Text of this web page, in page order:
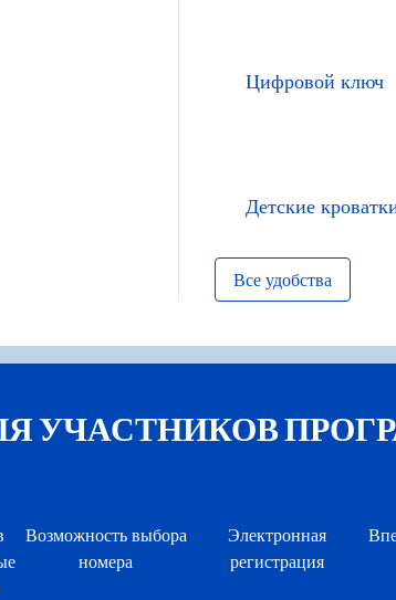
Цифровой ключ
Детские
Все удобства
ПРОГРАММЫ
Возможность выбора
номера
Электронная
регистрация